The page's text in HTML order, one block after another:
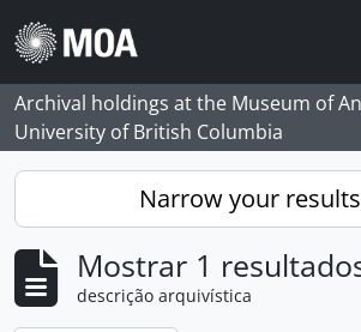
Skip to main content
Archival holdings at the Museum of
University of British Columbia
Narrow your
Mostrar 1
descrição arquivística